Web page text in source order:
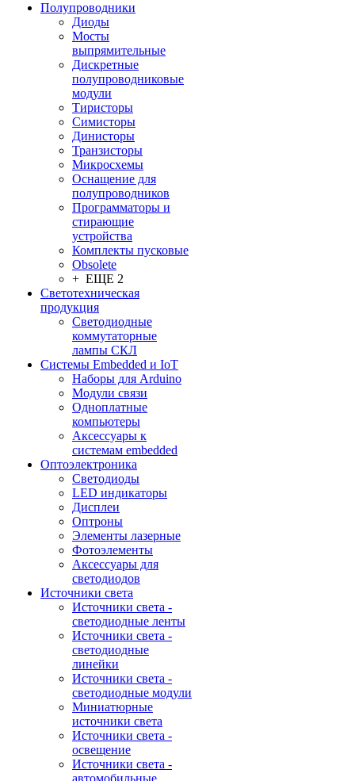
Полупроводники
Диоды
Мосты
выпрямительные
Дискретные
полупроводниковые
модули
Тиристоры
Симисторы
Динисторы
Транзисторы
Микросхемы
Оснащение для
полупроводников
Программаторы и
стирающие
устройства
Комплекты пусковые
Obsolete
+ ЕЩЕ 2
Светотехническая
продукция
Светодиодные
коммутаторные
лампы СКЛ
Системы Embedded и IoT
Наборы для Arduino
Модули связи
Одноплатные
компьютеры
Аксессуары к
системам embedded
Oптоэлектроника
Светодиоды
LED индикаторы
Дисплеи
Оптроны
Элементы лазерные
Фотоэлементы
Аксессуары для
светодиодов
Источники света
Источники света -
светодиодные ленты
Источники света -
светодиодные
линейки
Источники света -
светодиодные модули
Миниатюрные
источники света
Источники света -
освещение
Источники света -
автомобильные